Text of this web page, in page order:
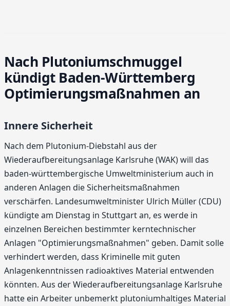
Nach Plutoniumschmuggel
kündigt Baden-Württemberg
Optimierungsmaßnahmen an
Innere Sicherheit
Nach dem Plutonium-Diebstahl aus der
Wiederaufbereitungsanlage Karlsruhe (WAK) will das
baden-württembergische Umweltministerium auch in
anderen Anlagen die Sicherheitsmaßnahmen
verschärfen. Landesumweltminister Ulrich Müller (CDU)
kündigte am Dienstag in Stuttgart an, es werde in
einzelnen Bereichen bestimmter kerntechnischer
Anlagen "Optimierungsmaßnahmen" geben. Damit solle
verhindert werden, dass Kriminelle mit guten
Anlagenkenntnissen radioaktives Material entwenden
könnten. Aus der Wiederaufbereitungsanlage Karlsruhe
hatte ein Arbeiter unbemerkt plutoniumhaltiges Material